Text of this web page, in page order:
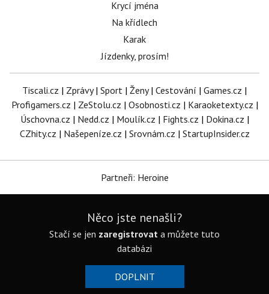
Krycí jména
Na křídlech
Karak
Jízdenky, prosím!
Tiscali.cz | Zprávy| Sport | Ženy| Cestování | Games.cz |
Profigamers.cz | ZeStolu.cz | Osobnosti.cz | Karaoketexty.cz |
Úschovna.cz | Nedd.cz | Moulík.cz | Fights.cz | Dokina.cz |
CZhity.cz | Našepeníze.cz | Srovnám.cz | StartupInsider.cz
Partneři: Heroine
Něco jste nenašli?
Stačí se jen zaregistrovat a můžete tuto
databázi
DOPLNIT